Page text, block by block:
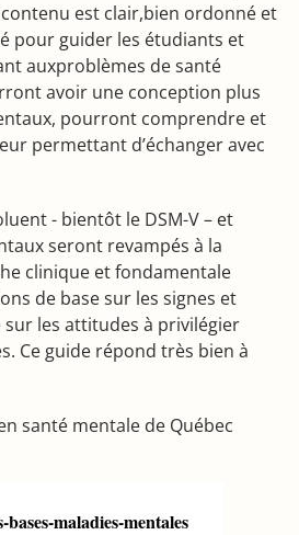
est clair,bien ordonné et
pour guider les étudiants et
auxproblèmes de santé
avoir une conception plus
pourront comprendre et
permettant d’échanger avec
- bientôt le DSM-V – et
seront revampés à la
clinique et fondamentale
de base sur les signes et
les attitudes à privilégier
Ce guide répond très bien à
santé mentale de Québec
maladies-mentales